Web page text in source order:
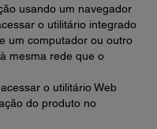
usando um navegador
o utilitário integrado
um computador ou outro
mesma rede que o
o utilitário Web
do produto no